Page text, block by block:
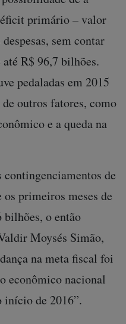
primário – valor
sem contar
R$ 96,7 bilhões.
pedaladas em 2015
outros fatores, como
e a queda na
de
primeiros meses de
bilhões, o então
Moysés Simão,
na meta fiscal foi
econômico nacional
início de 2016”.